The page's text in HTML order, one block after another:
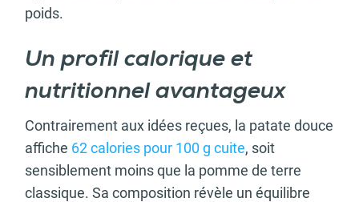
poids.
Un profil calorique et
nutritionnel avantageux
Contrairement aux idées reçues, la patate douce
affiche 62 calories pour 100 g cuite, soit
sensiblement moins que la pomme de terre
classique. Sa composition révèle un équilibre